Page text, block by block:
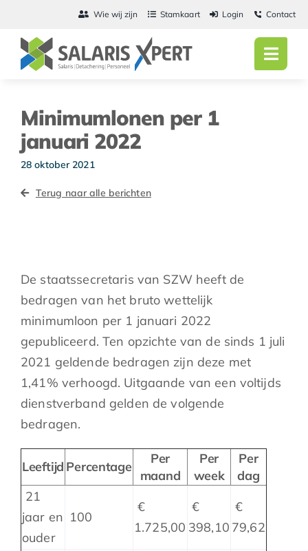
inhoud
Wie wij zijn Stamkaart Login Contact
Actueel
Minimumlonen per 1
januari 2022
28 oktober 2021
Terug naar alle berichten
De staatssecretaris van SZW heeft de
bedragen van het bruto wettelijk
minimumloon per 1 januari 2022
gepubliceerd. Ten opzichte van de sinds 1 juli
2021 geldende bedragen zijn deze met
1,41% verhoogd. Uitgaande van een voltijds
dienstverband gelden de volgende
bedragen.
Leeftijd Percentage
Per
maand
Per
week
Per
dag
21
jaar en
ouder
100
€
1.725,00
€
398,10
€
79,62